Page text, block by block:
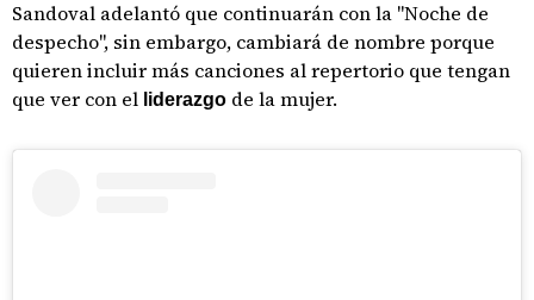
Sandoval adelantó que continuarán con la "Noche de
despecho", sin embargo, cambiará de nombre porque
quieren incluir más canciones al repertorio que tengan
que ver con el liderazgo de la mujer.